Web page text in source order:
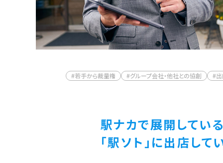
#若手から裁量権 #グループ会社・他社との協創 #
駅ナカで展開してい
「駅ソト」に出店し